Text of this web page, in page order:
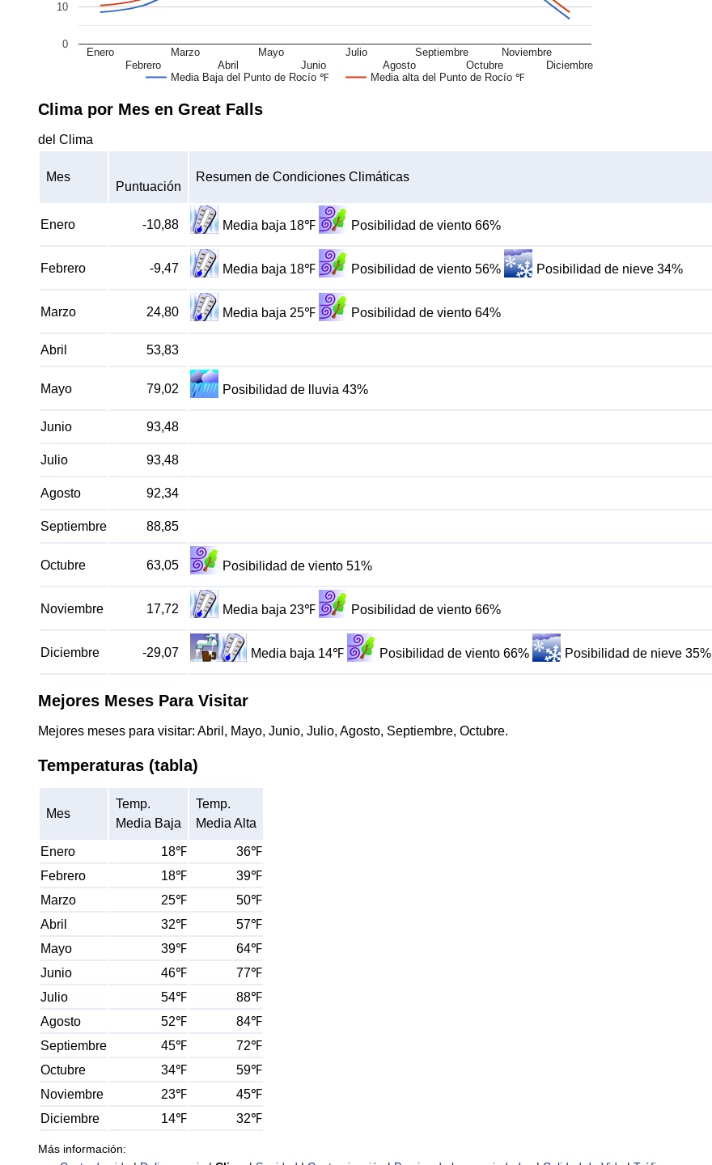
Media Baja del Punto de Rocío ℉ Media alta del Punto de Rocío ℉
Enero
Febrero
Marzo
Abril
Mayo
Junio
Julio
Agosto
Septiembre
Octubre
Noviembre
Diciembre
0
10
Clima por Mes en Great Falls
del Clima
Mes
Puntuación
Resumen de Condiciones Climáticas
Enero -10,88 Media baja 18℉ Posibilidad de viento 66%
Febrero -9,47 Media baja 18℉ Posibilidad de viento 56% Posibilidad de nieve 34%
Marzo 24,80 Media baja 25℉ Posibilidad de viento 64%
Abril 53,83
Mayo 79,02 Posibilidad de lluvia 43%
Junio 93,48
Julio 93,48
Agosto 92,34
Septiembre 88,85
Octubre 63,05 Posibilidad de viento 51%
Noviembre 17,72 Media baja 23℉ Posibilidad de viento 66%
Diciembre -29,07 Media baja 14℉ Posibilidad de viento 66% Posibilidad de nieve 35%
Mejores Meses Para Visitar
Mejores meses para visitar: Abril, Mayo, Junio, Julio, Agosto, Septiembre, Octubre.
Temperaturas (tabla)
Mes
Temp.
Media Baja
Temp.
Media Alta
Enero 18℉
36℉
Febrero
18℉
39℉
Marzo
25℉
50℉
Abril
32℉
57℉
Mayo
39℉
64℉
Junio
46℉
77℉
Julio
54℉
88℉
Agosto
52℉
84℉
Septiembre
45℉
72℉
Octubre
34℉
59℉
Noviembre
23℉
45℉
Diciembre
14℉ 32℉
Más información: